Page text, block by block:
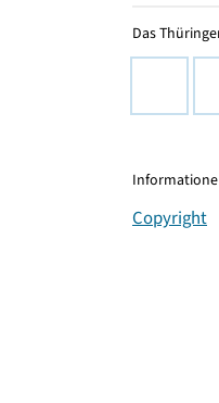
Das
Copyright